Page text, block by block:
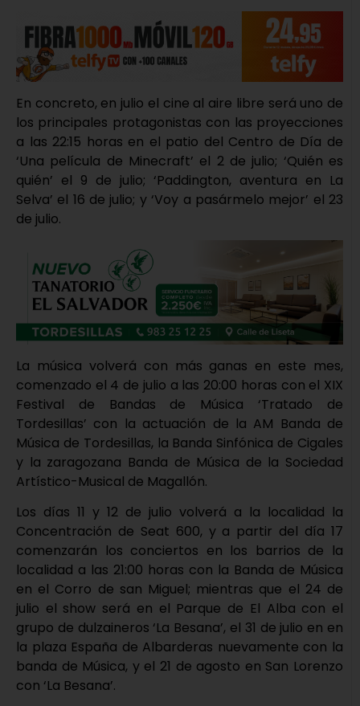
En concreto, en julio el cine al aire libre será uno de
los principales protagonistas con las proyecciones
a las 22:15 horas en el patio del Centro de Día de
‘Una película de Minecraft’ el 2 de julio; ‘Quién es
quién’ el 9 de julio; ‘Paddington, aventura en La
Selva’ el 16 de julio; y ‘Voy a pasármelo mejor’ el 23
de julio.
La música volverá con más ganas en este mes,
comenzado el 4 de julio a las 20:00 horas con el XIX
Festival de Bandas de Música ‘Tratado de
Tordesillas’ con la actuación de la AM Banda de
Música de Tordesillas, la Banda Sinfónica de Cigales
y la zaragozana Banda de Música de la Sociedad
Artístico-Musical de Magallón.
Los días 11 y 12 de julio volverá a la localidad la
Concentración de Seat 600, y a partir del día 17
comenzarán los conciertos en los barrios de la
localidad a las 21:00 horas con la Banda de Música
en el Corro de san Miguel; mientras que el 24 de
julio el show será en el Parque de El Alba con el
grupo de dulzaineros ‘La Besana’, el 31 de julio en en
la plaza España de Albarderas nuevamente con la
banda de Música, y el 21 de agosto en San Lorenzo
con ‘La Besana’.